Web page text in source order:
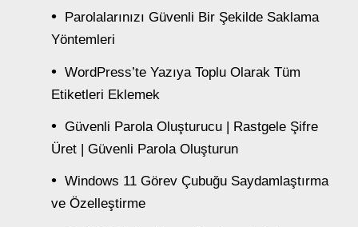
Parolalarınızı Güvenli Bir Şekilde Saklama
Yöntemleri
WordPress’te Yazıya Toplu Olarak Tüm
Etiketleri Eklemek
Güvenli Parola Oluşturucu | Rastgele Şifre
Üret | Güvenli Parola Oluşturun
Windows 11 Görev Çubuğu Saydamlaştırma
ve Özelleştirme